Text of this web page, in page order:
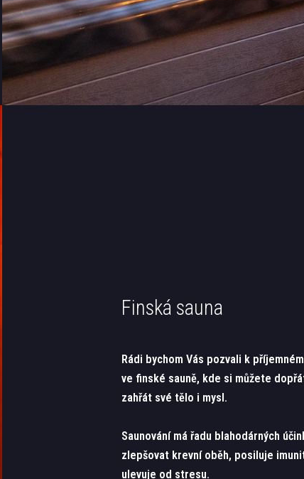
Finská sauna
Rádi bychom Vás pozvali k
ve finské sauně, kde si můžete
zahřát své tělo i mysl.
Saunování má řadu blahodárných
zlepšovat krevní oběh, posiluje
ulevuje od stresu.